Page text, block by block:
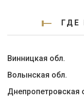
ГДЕ
Винницкая обл.
Волынская обл.
Днепропетровская